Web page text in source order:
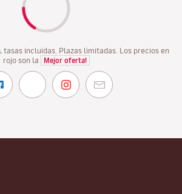
tasas incluidas. Plazas limitadas. Los precios en
rojo son la
Mejor oferta!